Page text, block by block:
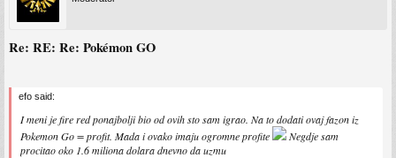
Re: RE: Re: Pokémon GO
efo said:
I meni je fire red ponajbolji bio od ovih sto sam igrao. Na to dodati ovaj fazon iz
Pokemon Go = profit. Mada i ovako imaju ogromne profite
Negdje sam
procitao oko 1.6 miliona dolara dnevno da uzmu